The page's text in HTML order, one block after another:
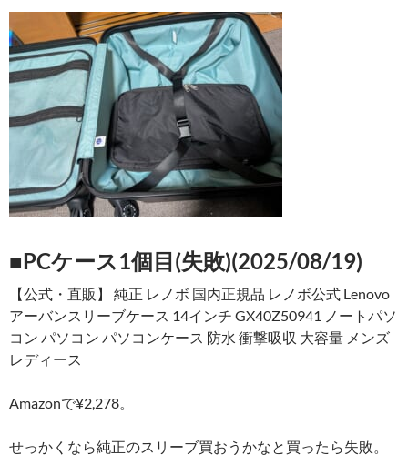
■PCケース1個目(失敗)(2025/08/19)
【公式・直販】 純正 レノボ 国内正規品 レノボ公式 Lenovo
アーバンスリーブケース 14インチ GX40Z50941 ノートパソ
コン パソコン パソコンケース 防水 衝撃吸収 大容量 メンズ
レディース
Amazonで¥2,278。
せっかくなら純正のスリーブ買おうかなと買ったら失敗。